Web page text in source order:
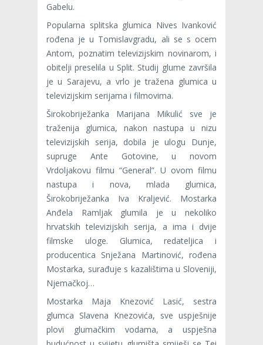
Gabelu.
Popularna splitska glumica Nives Ivanković
rođena je u Tomislavgradu, ali se s ocem
Antom, poznatim televizijskim novinarom, i
obitelji preselila u Split. Studij glume završila
je u Sarajevu, a vrlo je tražena glumica u
televizijskim serijama i filmovima.
Širokobriježanka Marijana Mikulić sve je
traženija glumica, nakon nastupa u nizu
televizijskih serija, dobila je ulogu Dunje,
supruge Ante Gotovine, u novom
Vrdoljakovu filmu “General”. U ovom filmu
nastupa i nova, mlada glumica,
Širokobriježanka Iva Kraljević. Mostarka
Anđela Ramljak glumila je u nekoliko
hrvatskih televizijskih serija, a ima i dvije
filmske uloge. Glumica, redateljica i
producentica Snježana Martinović, rođena
Mostarka, surađuje s kazalištima u Sloveniji,
Njemačkoj…
Mostarka Maja Knezović Lasić, sestra
glumca Slavena Knezovića, sve uspješnije
plovi glumačkim vodama, a uspješna